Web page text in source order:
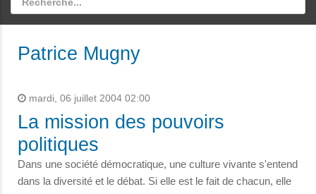
Patrice Mugny
mardi, 06 juillet 2004 02:00
La mission des pouvoirs
politiques
Dans une société démocratique, une culture vivante s'entend
dans la diversité et le débat. Si elle est le fait de chacun, elle